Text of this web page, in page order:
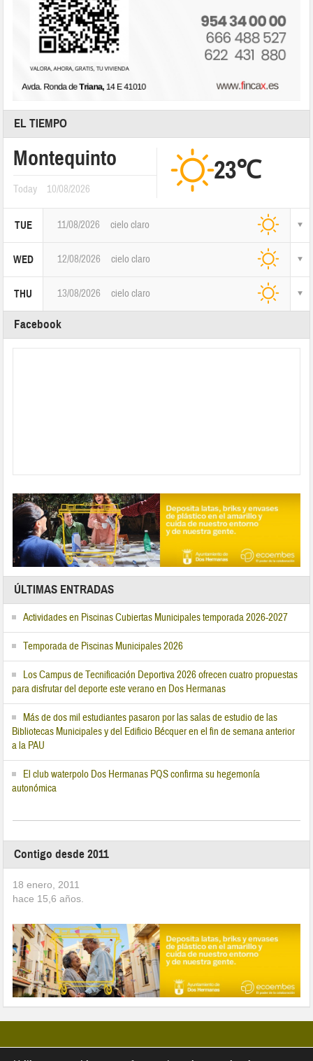
EL TIEMPO
Montequinto
Today 10/08/2026
23℃
TUE 11/08/2026 cielo claro
WED 12/08/2026 cielo claro
THU 13/08/2026 cielo claro
Facebook
ÚLTIMAS ENTRADAS
Actividades en Piscinas Cubiertas Municipales temporada 2026-2027
Temporada de Piscinas Municipales 2026
Los Campus de Tecnificación Deportiva 2026 ofrecen cuatro propuestas
para disfrutar del deporte este verano en Dos Hermanas
Más de dos mil estudiantes pasaron por las salas de estudio de las
Bibliotecas Municipales y del Edificio Bécquer en el fin de semana anterior
a la PAU
El club waterpolo Dos Hermanas PQS confirma su hegemonía
autonómica
Contigo desde 2011
18 enero, 2011
hace 15,6 años.